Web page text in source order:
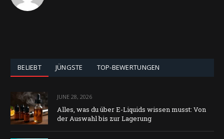
BELIEBT JÜNGSTE TOP-BEWERTUNGEN
JUNE 28, 2026
Alles, was du über E-Liquids wissen musst: Von
der Auswahl bis zur Lagerung